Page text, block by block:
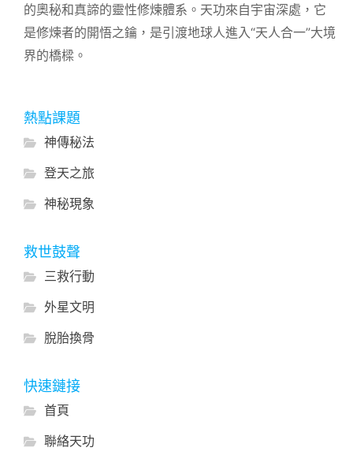
的奧秘和真諦的靈性修煉體系。天功來自宇宙深處，它
是修煉者的開悟之鑰，是引渡地球人進入“天人合一”大境
界的橋樑。
熱點課題
神傳秘法
登天之旅
神秘現象
救世鼓聲
三救行動
外星文明
脫胎換骨
快速鏈接
首頁
聯絡天功